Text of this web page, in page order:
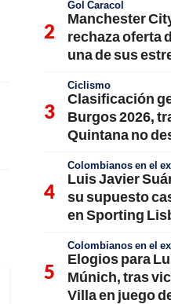
Gol Caracol
Manchester
rechaza oferta
una de sus
Ciclismo
Clasificación
Burgos 2026,
Quintana no
Colombianos en el
Luis Javier
su supuesto
en Sporting
Colombianos en el
Elogios para
Múnich, tras
Villa en juego